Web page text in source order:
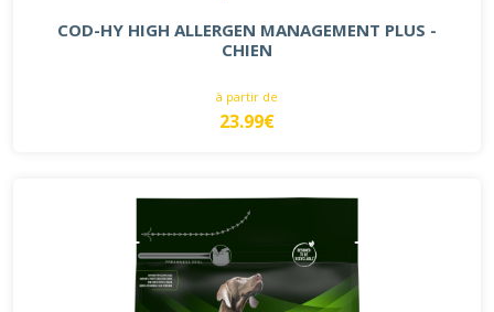
COD-HY HIGH ALLERGEN MANAGEMENT PLUS -
CHIEN
à partir de
23.99€